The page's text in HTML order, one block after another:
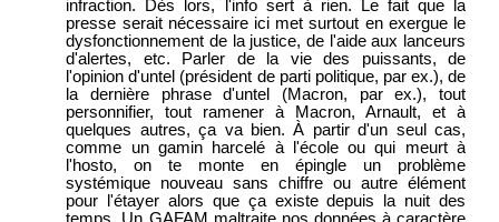
infraction. Dès lors, l'info sert à rien. Le fait que la
presse serait nécessaire ici met surtout en exergue le
dysfonctionnement de la justice, de l'aide aux lanceurs
d'alertes, etc. Parler de la vie des puissants, de
l'opinion d'untel (président de parti politique, par ex.), de
la dernière phrase d'untel (Macron, par ex.), tout
personnifier, tout ramener à Macron, Arnault, et à
quelques autres, ça va bien. À partir d'un seul cas,
comme un gamin harcelé à l'école ou qui meurt à
l'hosto, on te monte en épingle un problème
systémique nouveau sans chiffre ou autre élément
pour l'étayer alors que ça existe depuis la nuit des
temps. Un GAFAM maltraite nos données à caractère